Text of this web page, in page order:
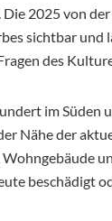
2025 von
sichtbar
des
im Süden
Nähe der
beschädigt